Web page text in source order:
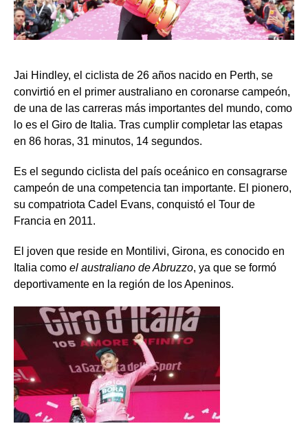
Jai Hindley, el ciclista de 26 años nacido en Perth, se
convirtió en el primer australiano en coronarse campeón,
de una de las carreras más importantes del mundo, como
lo es el Giro de Italia. Tras cumplir completar las etapas
en 86 horas, 31 minutos, 14 segundos.
Es el segundo ciclista de l país oceánico en consagrarse
campeón de una competencia tan importante. El pionero,
su compatriota Cadel Evans, conquistó el Tour de
Francia en 2011.
El joven que reside en Montilivi, Girona, es conocido en
Italia como el australiano de Abruzzo, ya que se formó
deportivamente en la región de los Apeninos.